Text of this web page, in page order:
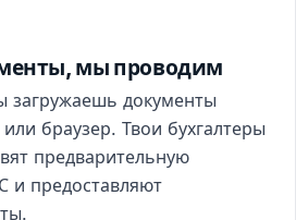
мы проводим
загружаешь документы
браузер. Твои бухгалтеры
предварительную
и предоставляют